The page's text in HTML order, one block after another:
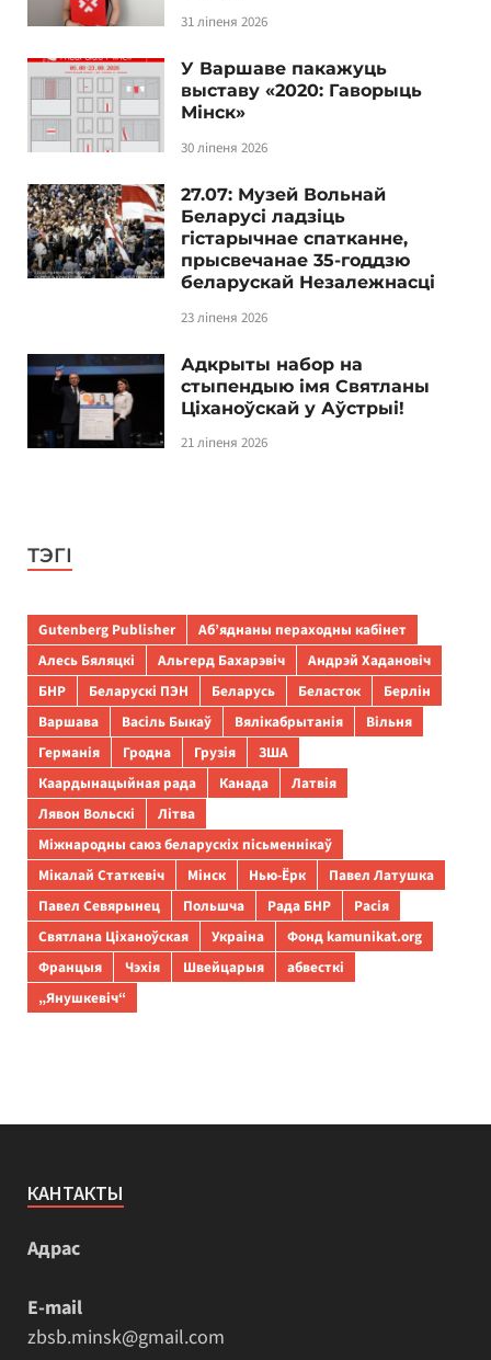
31 ліпеня 2026
У Варшаве пакажуць
выставу «2020: Гаворыць
Мінск»
30 ліпеня 2026
27.07: Музей Вольнай
Беларусі ладзіць
гістарычнае спатканне,
прысвечанае 35-годдзю
беларускай Незалежнасці
23 ліпеня 2026
Адкрыты набор на
стыпендыю імя Святланы
Ціханоўскай у Аўстрыі!
21 ліпеня 2026
ТЭГІ
Gutenberg Publisher
Аб’яднаны пераходны кабінет
Алесь Бяляцкі
Альгерд Бахарэвіч
Андрэй Хадановіч
БНР
Беларускі ПЭН Беларусь Беласток
Берлін
Варшава
Васіль Быкаў Вялікабрытанія
Вільня
Германія
Гродна Грузія
ЗША
Каардынацыйная рада
Канада
Латвія
Лявон Вольскі
Літва
Міжнародны саюз беларускіх пісьменнікаў
Мікалай Статкевіч
Мінск Нью-Ёрк
Павел Латушка
Павел Севярынец
Польшча Рада БНР
Расія
Святлана Ціханоўская
Украіна
Фонд kamunikat.org
Францыя
Чэхія Швейцарыя
абвесткі
„Янушкевіч“
КАНТАКТЫ
Адрас
E-mail
zbsb.minsk@gmail.com